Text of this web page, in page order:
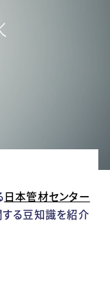
日本管材センター
る豆知識を紹介